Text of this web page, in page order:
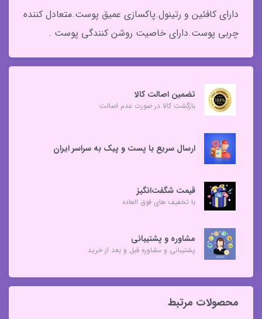
دارای کافئین و رتینول.پاکسازی عمیق پوست.متعادل کننده
چربی پوست.دارای خاصیت روشن کنندگی پوست .
تضمین اصالت کالا
بازگشت کالا در صورت عدم اصالت
ارسال سریع با پست و پیک به سراسر ایران
قیمت شگفت‌انگیز
با تخفیف های فوق العاده
مشاوره و پشتیبانی
پشتیبانی و مشاوره قبل و بعد از خرید
محصولات مرتبط